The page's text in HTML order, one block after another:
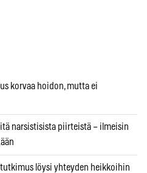
korvaa hoidon, mutta ei
narsistisista piirteistä – ilmeisin
löysi yhteyden heikkoihin